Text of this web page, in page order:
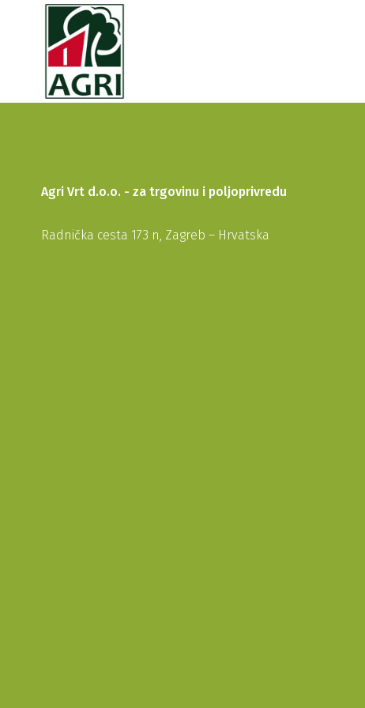
Agri Vrt d.o.o. - za trgovinu i poljoprivredu
Radnička cesta 173 n, Zagreb – Hrvatska